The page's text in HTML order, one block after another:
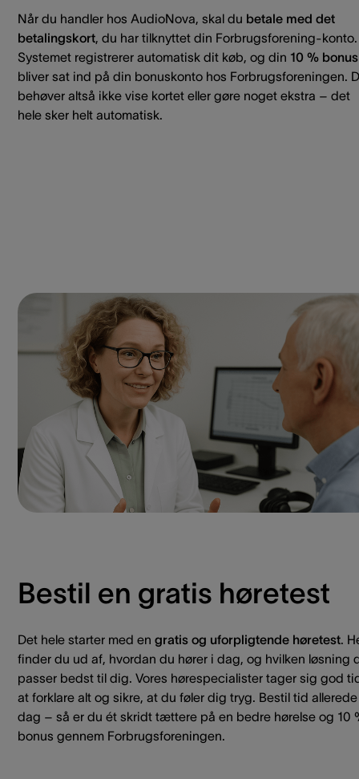
Når du handler hos AudioNova, skal du betale med det
betalingskort, du har tilknyttet din Forbrugsforening-konto.
Systemet registrerer automatisk dit køb, og din 10 % bonus
bliver sat ind på din bonuskonto hos Forbrugsforeningen.
behøver altså ikke vise kortet eller gøre noget ekstra – det
hele sker helt automatisk.
Bestil en gratis høretest
Det hele starter med en gratis og uforpligtende høretest.
finder du ud af, hvordan du hører i dag, og hvilken løsning
passer bedst til dig. Vores hørespecialister tager sig god
at forklare alt og sikre, at du føler dig tryg. Bestil tid
dag – så er du ét skridt tættere på en bedre hørelse og 10
bonus gennem Forbrugsforeningen.